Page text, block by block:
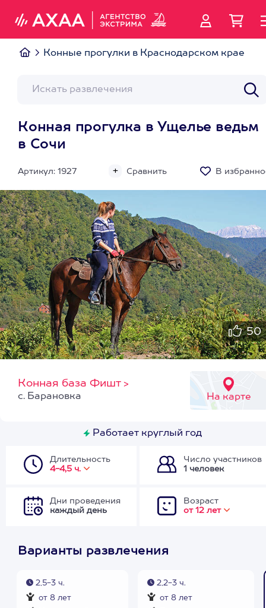
Конные прогулки в Краснодарском крае
Конная прогулка в Ущелье ведьм
в Сочи
Артикул: 1927 Сравнить В
50
Конная база Фишт >
На карте
с. Барановка
Работает круглый год
Длительность
4-4,5 ч.
Число участников
1 человек
Дни проведения
каждый день
Возраст
от 12 лет
Варианты развлечения
2,5-3 ч.
от 8 лет
2,2-3 ч.
от 8 лет